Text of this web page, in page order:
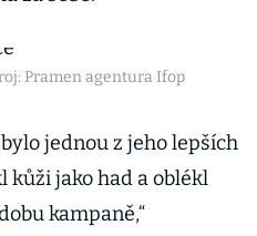
Pramen agentura Ifop
jednou z jeho lepších
kůži jako had a oblékl
kampaně,“